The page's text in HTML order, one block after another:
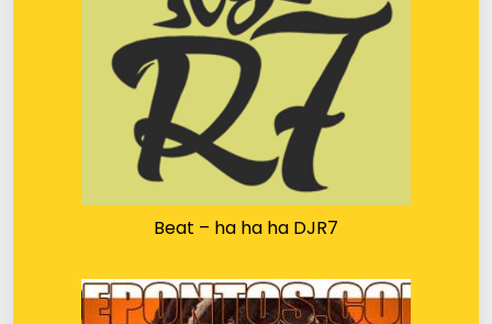
Beat – ha ha ha DJR7